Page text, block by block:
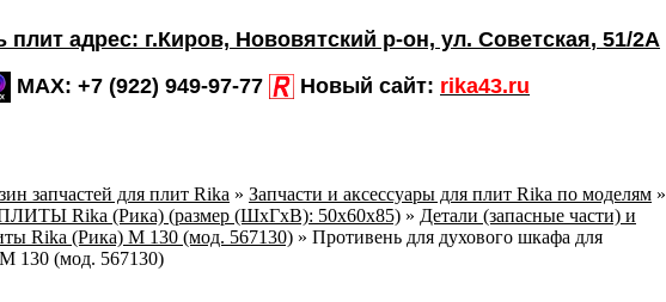
плит адрес: г.Киров, Нововятский р-он, ул. Советская, 51/2А
MAX: +7 (922) 949-97-77 Новый сайт: rika43.ru
запчастей для плит Rika » Запчасти и аксессуары для плит Rika по моделям »
Rika (Рика) (размер (ШхГхВ): 50х60х85) » Детали (запасные части) и
Rika (Рика) М 130 (мод. 567130) » Противень для духового шкафа для
130 (мод. 567130)